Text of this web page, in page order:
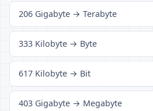
206 Gigabyte → Terabyte
333 Kilobyte → Byte
617 Kilobyte → Bit
403 Gigabyte → Megabyte